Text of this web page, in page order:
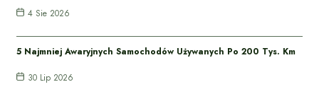
4 Sie 2026
5 Najmniej Awaryjnych Samochodów Używanych Po 200 Tys. Km
30 Lip 2026